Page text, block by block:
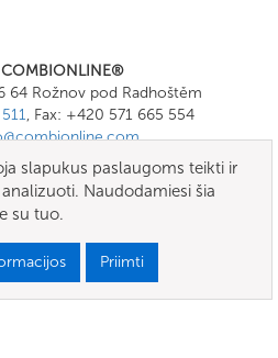
COMBIONLINE®
64 Rožnov pod Radhoštěm
, Fax: +420 571 665 554
IR SĄLYGOS
slapukus paslaugoms teikti ir
Naudodamiesi šia
su tuo.
Priimti